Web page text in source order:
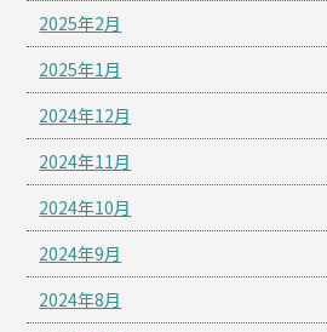
2025年2月
2025年1月
2024年12月
2024年11月
2024年10月
2024年9月
2024年8月